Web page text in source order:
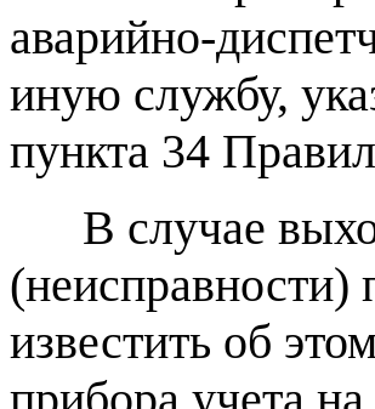
аварийно-
иную службу,
пункта 34
В случае
(неисправности)
известить об